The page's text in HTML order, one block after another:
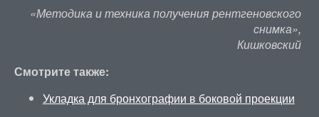
«Методика и техника получения рентгеновского
снимка»,
Кишковский
Смотрите также:
Укладка для бронхографии в боковой проекции